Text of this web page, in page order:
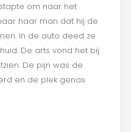
om naar het
haar man dat hij de
In de auto deed ze
De arts vond het bij
De pijn was de
en de plek genas